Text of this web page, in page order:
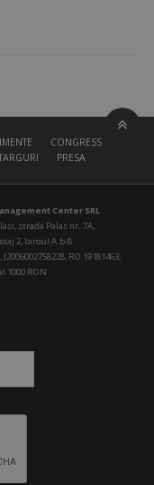
CONGRESS HALL
PRESA
Center SRL
strada Palas nr. 7A,
2, biroul A.b-8
RO 19181463,
1000 RON